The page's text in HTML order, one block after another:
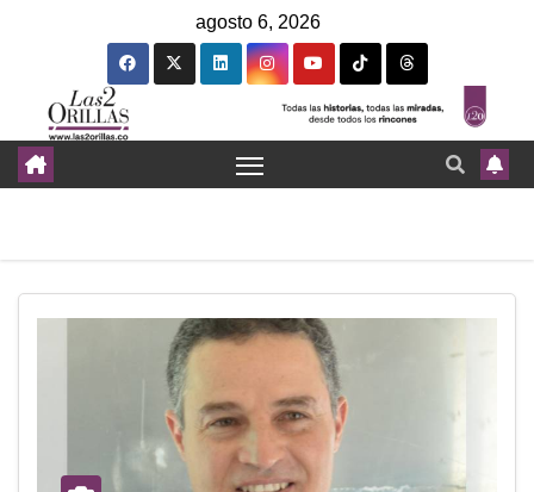
agosto 6, 2026